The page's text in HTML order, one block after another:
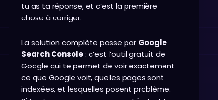
tu as ta réponse, et c’est la première
chose à corriger.
La solution complète passe par Google
Search Console: c’est l’outil gratuit de
Google qui te permet de voir exactement
ce que Google voit, quelles pages sont
indexées, et lesquelles posent problème.